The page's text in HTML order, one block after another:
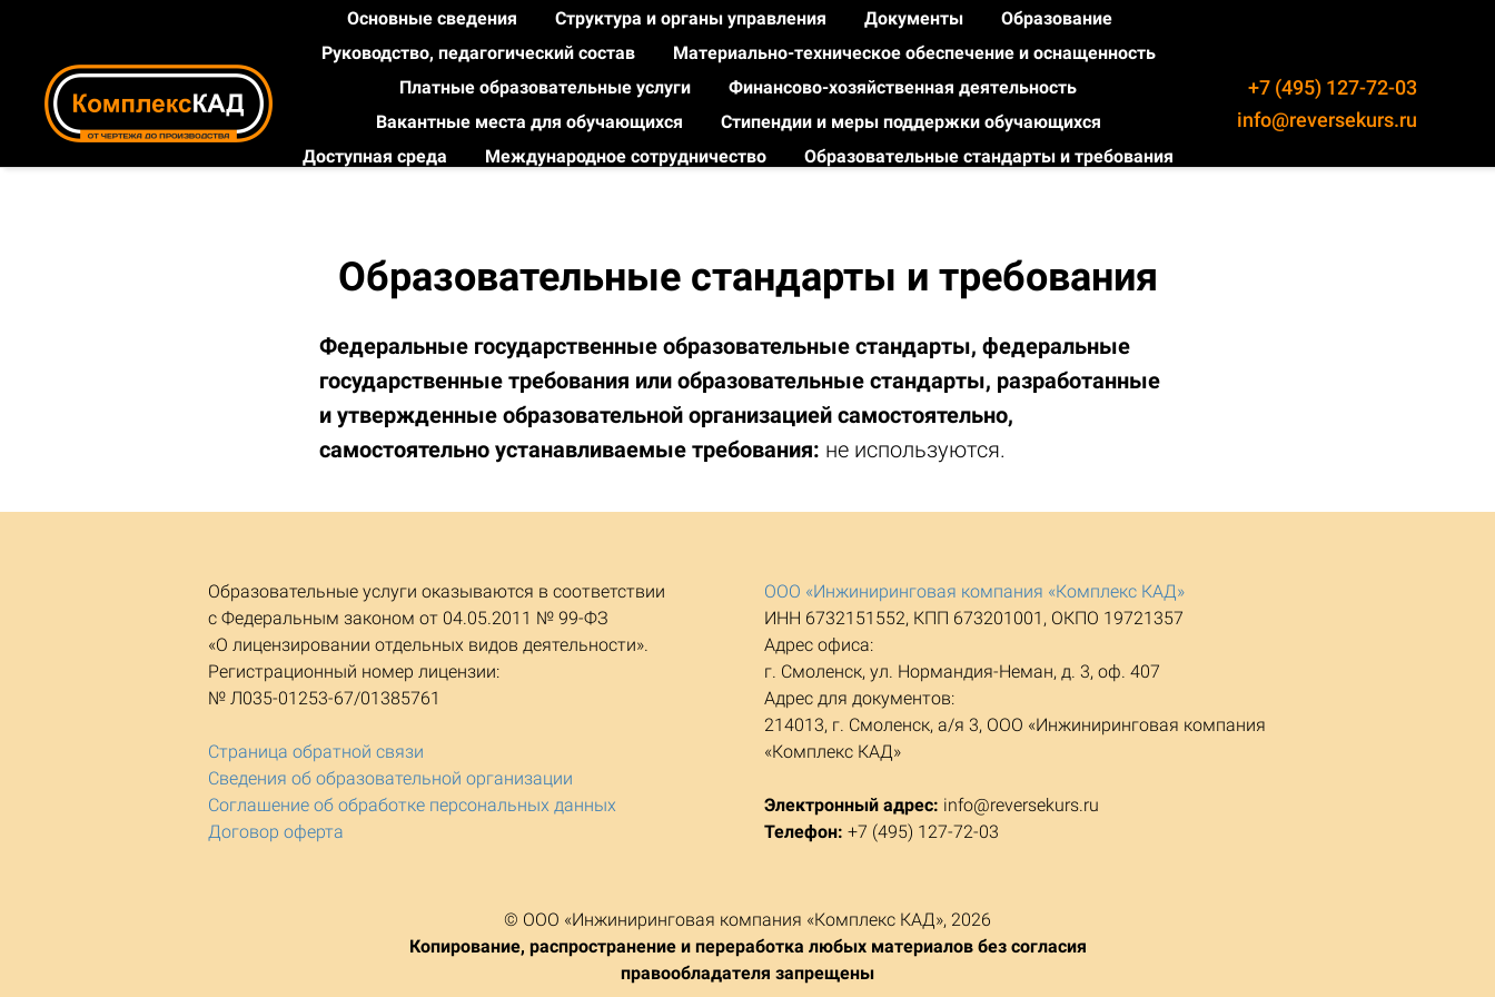
Основные сведения Структура и органы управления Документы
Образование
Руководство, педагогический состав
Материально-техническое обеспечение и оснащенность
Платные образовательные услуги
Финансово-хозяйственная деятельность
Вакантные места для обучающихся
Стипендии и меры поддержки обучающихся
Доступная среда
Международное сотрудничество
Образовательные стандарты и требования
+7 (495) 127-72-03
info@reversekurs.ru
Образовательные стандарты и требования
Федеральные государственные образовательные стандарты, федеральные
государственные требования или образовательные стандарты, разработанные
и утвержденные образовательной организацией самостоятельно,
самостоятельно устанавливаемые требования: не используются.
Образовательные услуги оказываются в соответствии
с Федеральным законом от 04.05.2011 № 99-ФЗ
«О лицензировании отдельных видов деятельности».
Регистрационный номер лицензии:
№ Л035-01253-67/01385761
Страница обратной связи
Сведения об образовательной организации
Соглашение об обработке персональных данных
Договор оферта
ООО «Инжиниринговая компания «Комплекс КАД»
ИНН 6732151552, КПП 673201001, ОКПО 19721357
Адрес офиса:
г. Смоленск, ул. Нормандия-Неман, д. 3, оф. 407
Адрес для документов:
214013, г. Смоленск, а/я 3, ООО «Инжиниринговая компания
«Комплекс КАД»
Электронный адрес: info@reversekurs.ru
Телефон: +7 (495) 127-72-03
© ООО «Инжиниринговая компания «Комплекс КАД», 2026
Копирование, распространение и переработка любых материалов без согласия
правообладателя запрещены